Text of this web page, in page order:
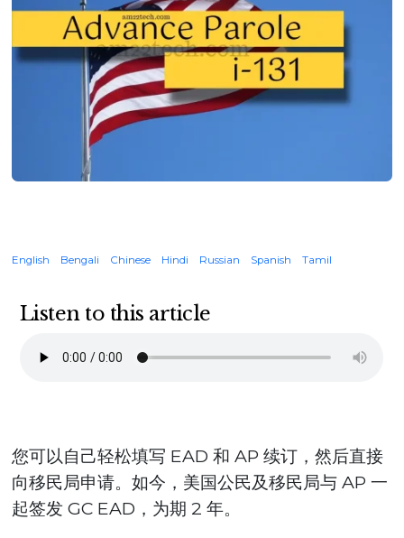
English Bengali Chinese Hindi Russian SpanishTamil
Listen to this article
您可以自己轻松填写 EAD 和 AP 续订，然后直接
向移民局申请。如今，美国公民及移民局与 AP 一
起签发 GC EAD，为期 2 年。